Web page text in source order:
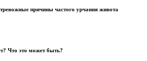
тревожные причины частого урчания живота
Что это может быть?